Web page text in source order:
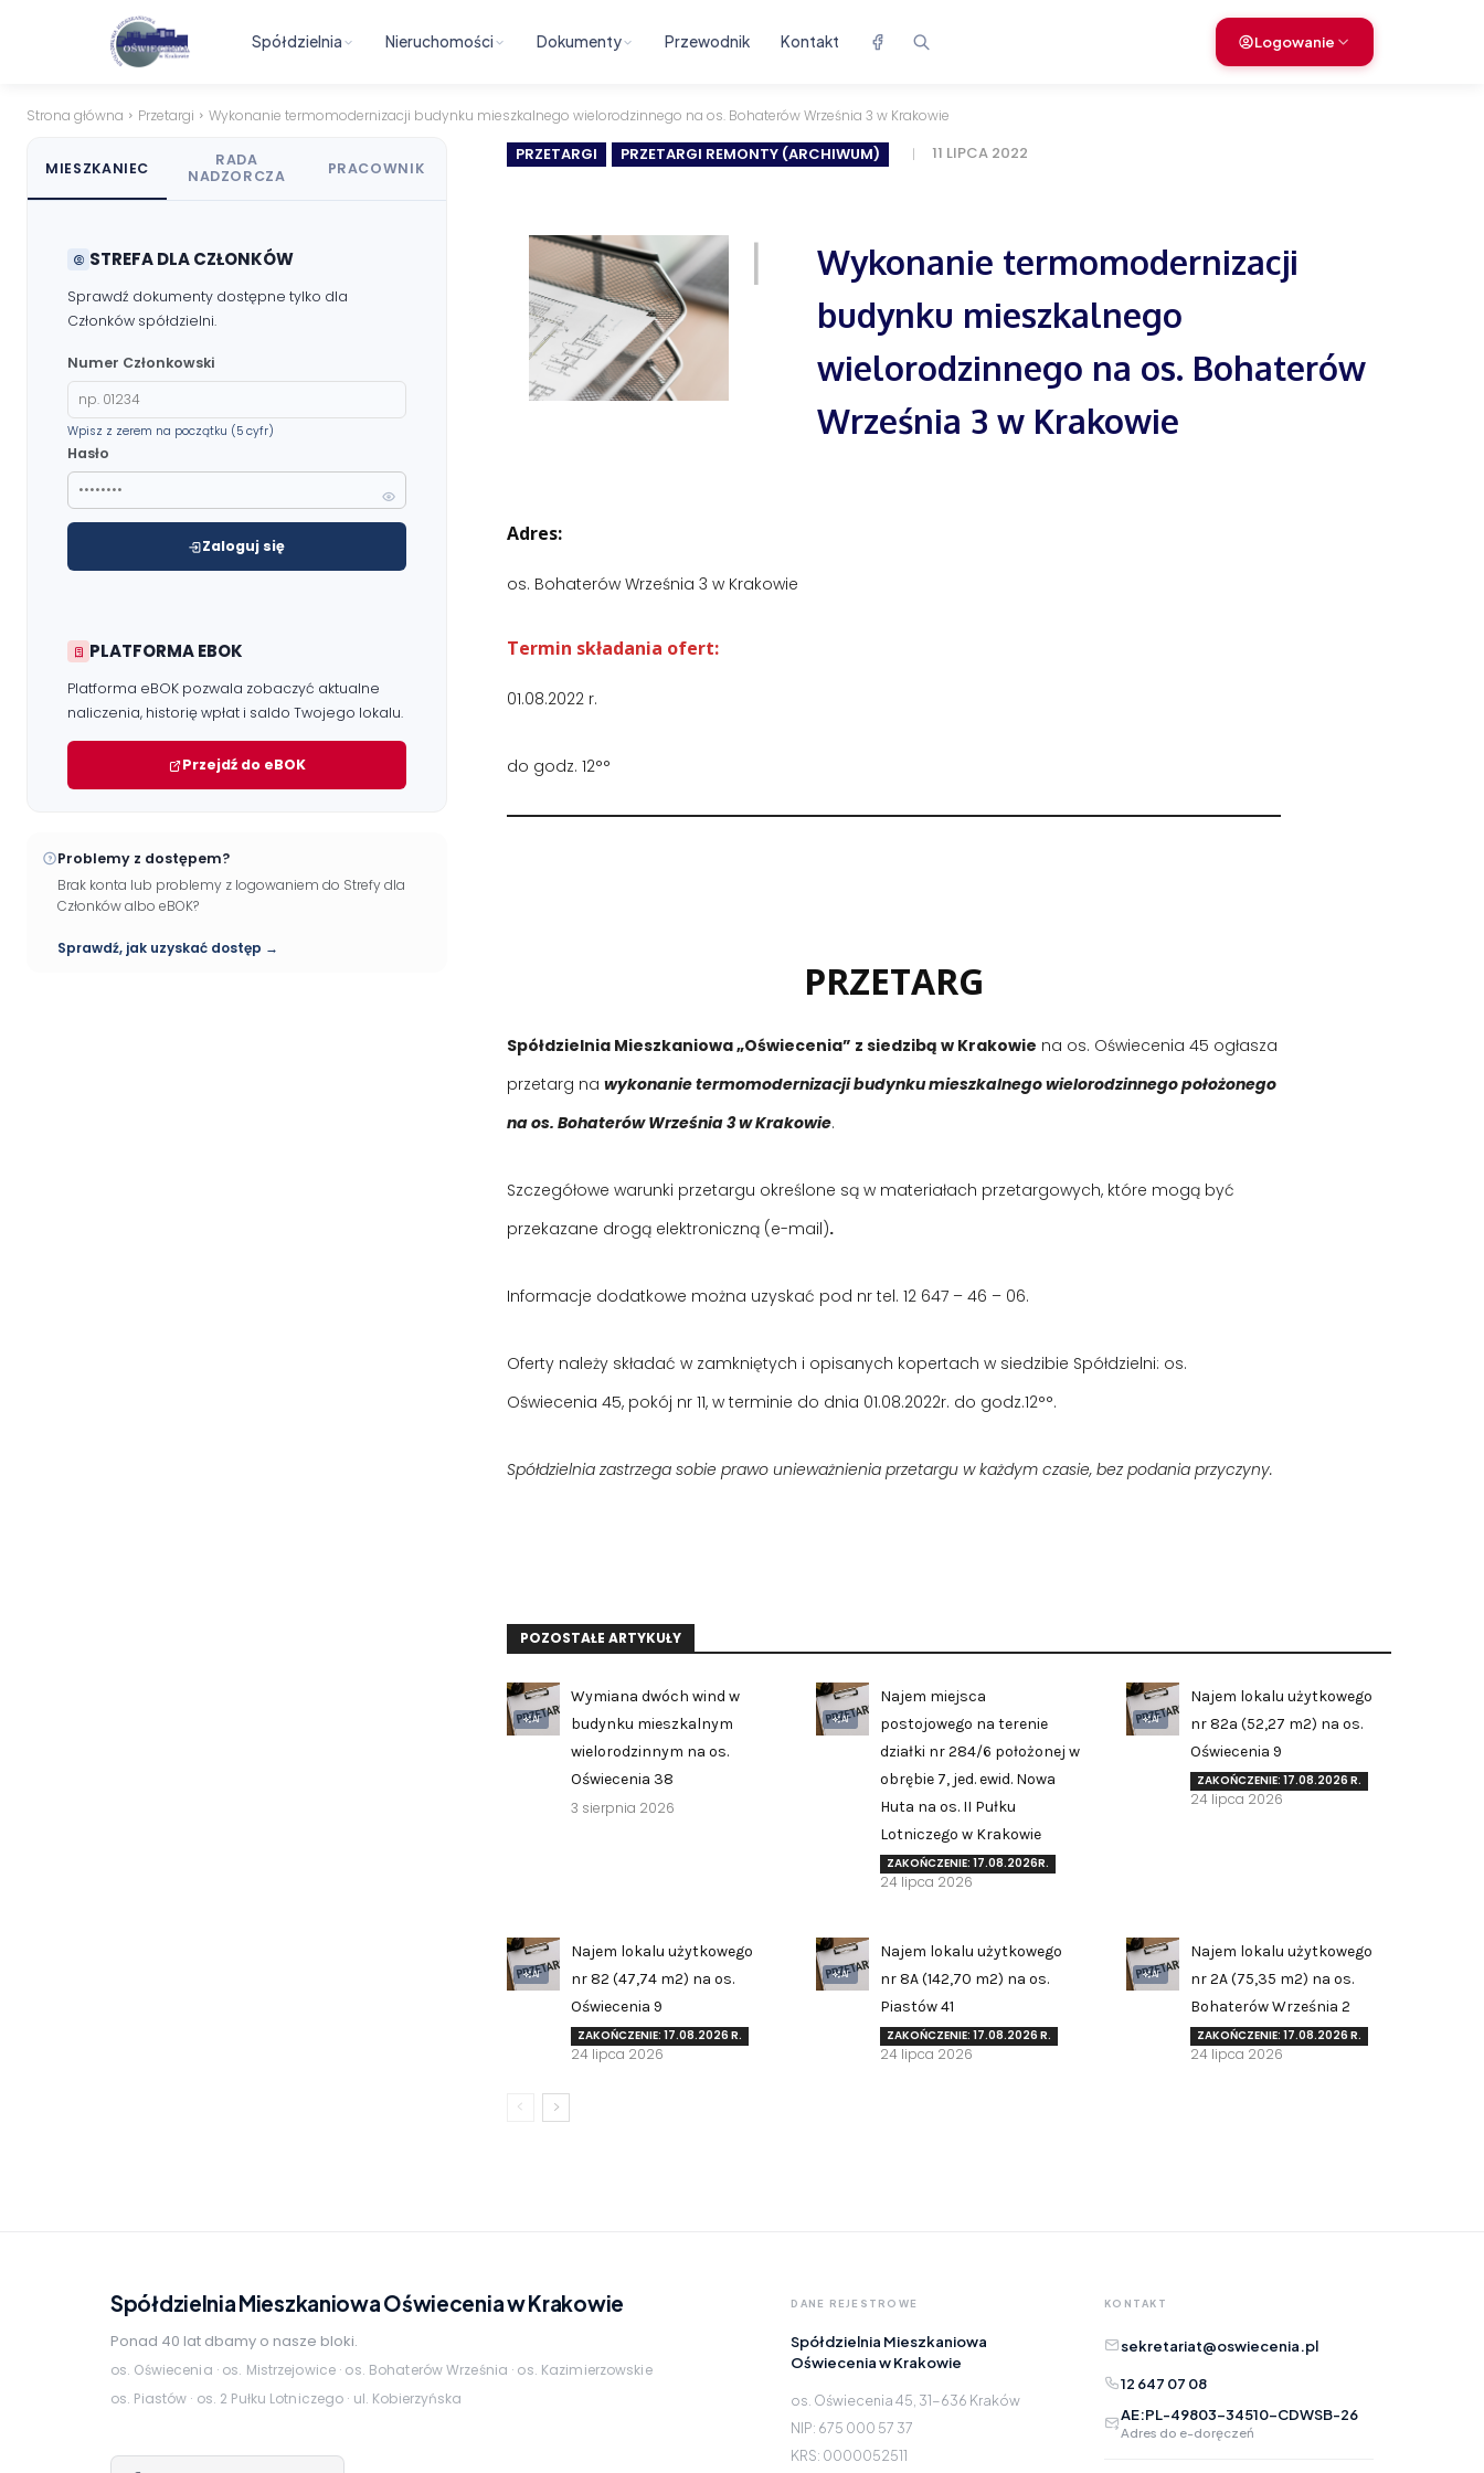
Spółdzielnia Nieruchomości Dokumenty Przewodnik Kontakt Logowanie
Strona główna Przetargi Wykonanie termomodernizacji budynku mieszkalnego wielorodzinnego na os. Bohaterów Września 3 w Krakowie
PRZETARGI PRZETARGI REMONTY (ARCHIWUM) 11 LIPCA 2022
Wykonanie termomodernizacji
budynku mieszkalnego
wielorodzinnego na os. Bohaterów
Września 3 w Krakowie
Adres:
os. Bohaterów Września 3 w Krakowie
Termin składania ofert:
01.08.2022 r.
do godz. 12°°
PRZETARG
Spółdzielnia Mieszkaniowa „Oświecenia” z siedzibą w Krakowie na os. Oświecenia 45 ogłasza
przetarg na wykonanie termomodernizacji budynku mieszkalnego wielorodzinnego położonego
na os. Bohaterów Września 3 w Krakowie.
Szczegółowe warunki przetargu określone są w materiałach przetargowych, które mogą być
przekazane drogą elektroniczną (e-mail).
Informacje dodatkowe można uzyskać pod nr tel. 12 647 – 46 – 06.
Oferty należy składać w zamkniętych i opisanych kopertach w siedzibie Spółdzielni: os.
Oświecenia 45, pokój nr 11, w terminie do dnia 01.08.2022r. do godz.12°°.
Spółdzielnia zastrzega sobie prawo unieważnienia przetargu w każdym czasie, bez podania przyczyny.
POZOSTAŁE ARTYKUŁY
AI
Wymiana dwóch wind w
budynku mieszkalnym
wielorodzinnym na os.
Oświecenia 38
3 sierpnia 2026
AI
Najem miejsca
postojowego na terenie
działki nr 284/6 położonej w
obrębie 7, jed. ewid. Nowa
Huta na os. II Pułku
Lotniczego w Krakowie
ZAKOŃCZENIE: 17.08.2026R.
24 lipca 2026
AI
Najem lokalu użytkowego
nr 82a (52,27 m2) na os.
Oświecenia 9
ZAKOŃCZENIE: 17.08.2026 R.
24 lipca 2026
AI
Najem lokalu użytkowego
nr 82 (47,74 m2) na os.
Oświecenia 9
ZAKOŃCZENIE: 17.08.2026 R.
24 lipca 2026
AI
Najem lokalu użytkowego
nr 8A (142,70 m2) na os.
Piastów 41
ZAKOŃCZENIE: 17.08.2026 R.
24 lipca 2026
AI
Najem lokalu użytkowego
nr 2A (75,35 m2) na os.
Bohaterów Września 2
ZAKOŃCZENIE: 17.08.2026 R.
24 lipca 2026
MIESZKANIEC
RADA
NADZORCZA
PRACOWNIK
STREFA DLA CZŁONKÓW
Sprawdź dokumenty dostępne tylko dla
Członków spółdzielni.
Numer Członkowski
Wpisz z zerem na początku (5 cyfr)
Hasło
Zaloguj się
PLATFORMA EBOK
Platforma eBOK pozwala zobaczyć aktualne
naliczenia, historię wpłat i saldo Twojego lokalu.
Przejdź do eBOK
Problemy z dostępem?
Brak konta lub problemy z logowaniem do Strefy dla
Członków albo eBOK?
Sprawdź, jak uzyskać dostęp →
Spółdzielnia Mieszkaniowa Oświecenia w Krakowie
Ponad 40 lat dbamy o nasze bloki.
os. Oświecenia · os. Mistrzejowice · os. Bohaterów Września · os. Kazimierzowskie
os. Piastów · os. 2 Pułku Lotniczego · ul. Kobierzyńska
DANE REJESTROWE
Spółdzielnia Mieszkaniowa
Oświecenia w Krakowie
os. Oświecenia 45, 31-636 Kraków
NIP: 675 000 57 37
KRS: 0000052511
KONTAKT
sekretariat@oswiecenia.pl
12 647 07 08
AE:PL-49803-34510-CDWSB-26
Adres do e-doręczeń
Zgłoś problem lub uwagę
Twoja opinia pomaga nam ulepszać serwis
Adres e-mail opcjonalnie